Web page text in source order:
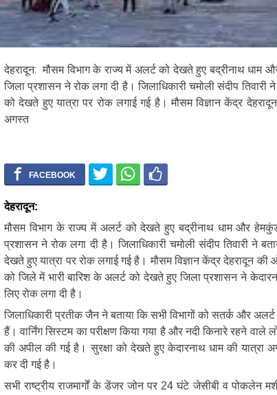
देहरादून: मौसम विभाग के राज्य में अलर्ट को देखते हुए बद्रीनाथ धाम
जिला प्रशासन ने रोक लगा दी है। जिलाधिकारी चमोली संदीप तिवारी ने
को देखते हुए यात्रा पर रोक लगाई गई है। मौसम विज्ञान केंद्र
अगस्त
देहरादून:
मौसम विभाग के राज्य में अलर्ट को देखते हुए बद्रीनाथ धाम और
प्रशासन ने रोक लगा दी है। जिलाधिकारी चमोली संदीप तिवारी ने
देखते हुए यात्रा पर रोक लगाई गई है। मौसम विज्ञान केंद्र देहरादून
को जिले में भारी बारिश के अलर्ट को देखते हुए जिला प्रशासन ने
लिए रोक लगा दी है।
जिलाधिकारी प्रतीक जैन ने बताया कि सभी विभागों को सतर्क और अलर्ट
हैं। वार्निंग सिस्टम का परीक्षण किया गया है और नदी किनारे रहने वाले
की अपील की गई है। सुरक्षा को देखते हुए केदारनाथ धाम की यात्रा
कर दी गई है।
सभी राष्ट्रीय राजमार्गों के डेंजर जोन पर 24 घंटे जेसीबी व पोकलेन